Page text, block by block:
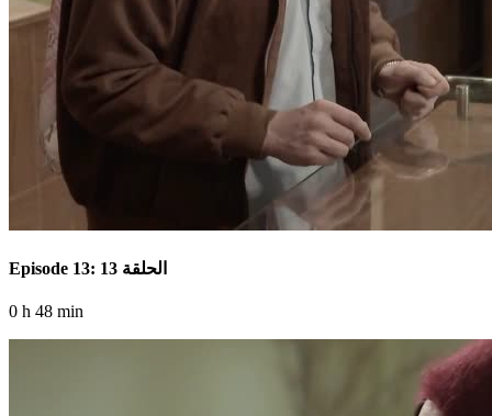
Episode 13: الحلقة 13
0 h 48 min